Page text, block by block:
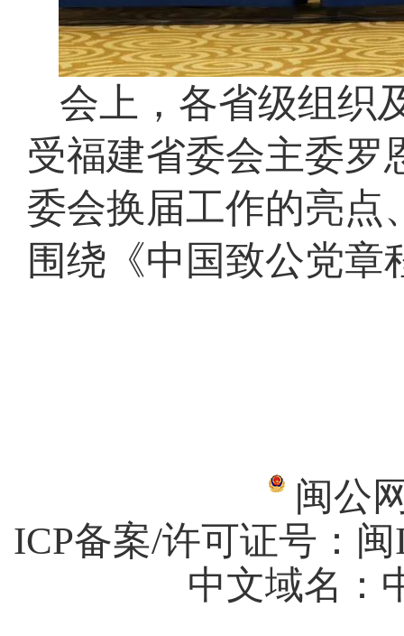
会上，各省级组织
受福建省委会主委罗
委会换届工作的亮点
围绕《中国致公党
闽公
ICP备案/许可证号： 闽
中文域名：